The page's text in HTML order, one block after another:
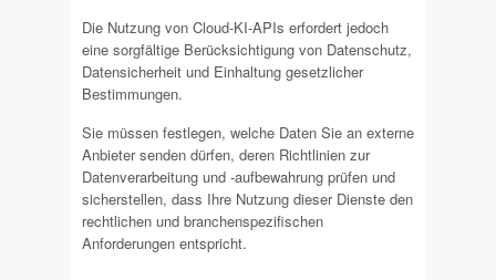
Die Nutzung von Cloud-KI-APIs erfordert jedoch
eine sorgfältige Berücksichtigung von Datenschutz,
Datensicherheit und Einhaltung gesetzlicher
Bestimmungen.
Sie müssen festlegen, welche Daten Sie an externe
Anbieter senden dürfen, deren Richtlinien zur
Datenverarbeitung und -aufbewahrung prüfen und
sicherstellen, dass Ihre Nutzung dieser Dienste den
rechtlichen und branchenspezifischen
Anforderungen entspricht.